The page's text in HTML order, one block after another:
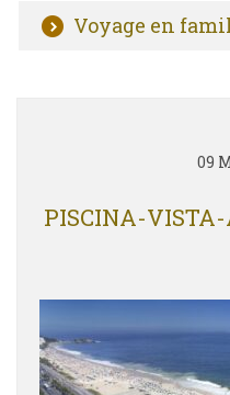
Voyage en
09
PISCINA-VISTA-